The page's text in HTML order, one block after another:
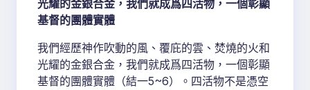
光耀的金銀合金，我們就成爲四活物，一個彰顯
基督的團體實體
我們經歷神作吹動的風、覆庇的雲、焚燒的火和
光耀的金銀合金，我們就成爲四活物，一個彰顯
基督的團體實體（結一5~6）。四活物不是憑空